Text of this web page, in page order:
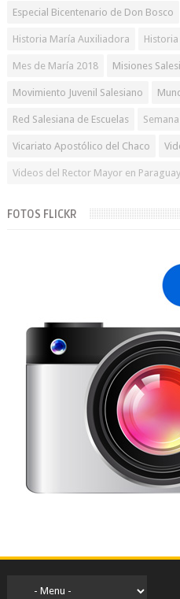
Especial Bicentenario de Don Bosco
Historia María Auxiliadora
Mes de María 2018 Misiones
Movimiento Juvenil Salesiano
Red Salesiana de Escuelas
Vicariato Apostólico del Chaco
Videos del Rector Mayor en Paraguay
FOTOS FLICKR